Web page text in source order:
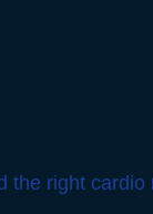
the right cardio